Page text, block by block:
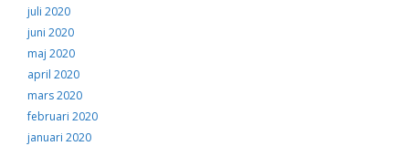
juli 2020
juni 2020
maj 2020
april 2020
mars 2020
februari 2020
januari 2020